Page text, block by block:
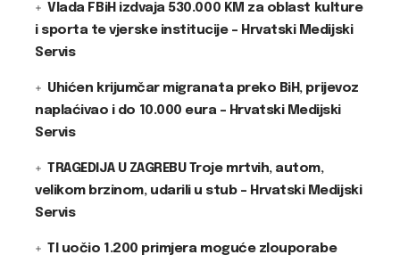
Vlada FBiH izdvaja 530.000 KM za oblast kulture
i sporta te vjerske institucije – Hrvatski Medijski
Servis
Uhićen krijumčar migranata preko BiH, prijevoz
naplaćivao i do 10.000 eura – Hrvatski Medijski
Servis
TRAGEDIJA U ZAGREBU Troje mrtvih, autom,
velikom brzinom, udarili u stub – Hrvatski Medijski
Servis
TI uočio 1.200 primjera moguće zlouporabe